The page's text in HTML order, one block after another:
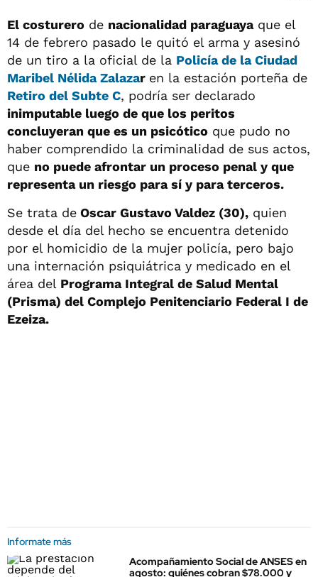
El costurero de nacionalidad paraguayaque el
14 de febrero pasado le quitó el arma y asesinó
de un tiro a la oficial de la Policía de la Ciudad
Maribel Nélida Zalazar en la estación porteña de
Retiro del Subte C, podría ser declarado
inimputable luego de que los peritos
concluyeran que es un psicótico que pudo no
haber comprendido la criminalidad de sus actos,
que no puede afrontar un proceso penal y que
representa un riesgo para sí y para terceros.
Se trata de Oscar Gustavo Valdez (30), quien
desde el día del hecho se encuentra detenido
por el homicidio de la mujer policía, pero bajo
una internación psiquiátrica y medicado en el
área del Programa Integral de Salud Mental
(Prisma) del Complejo Penitenciario Federal I de
Ezeiza.
Informate más
Acompañamiento Social de ANSES en
agosto: quiénes cobran $78.000 y